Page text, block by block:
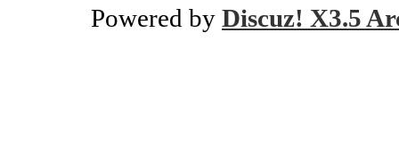
Powered by Discuz! X3.5